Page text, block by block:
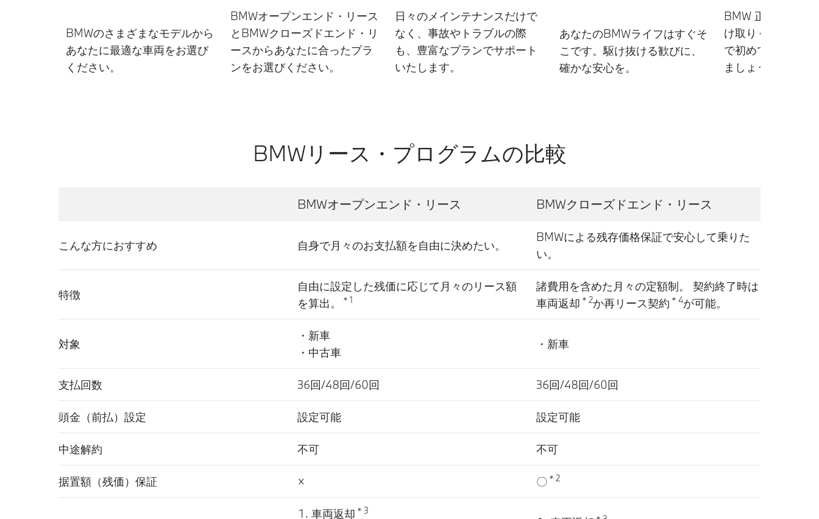
BMWのさまざまなモデルから
あなたに最適な車両をお選び
ください。
BMWオープンエンド・リース
とBMWクローズドエンド・リ
ースからあなたに合ったプラ
ンをお選びください。
日々のメインテナンスだけで
なく、事故やトラブルの際
も、豊富なプランでサポート
いたします。
あなたのBMWライフはすぐそ
こです。駆け抜ける歓びに、
確かな安心を。
BMW 正規ディー
け取りください。
で初めてのドライ
ましょう。
BMWリース・プログラムの比較
BMWオープンエンド・リース BMWクローズドエンド・リース
こんな方におすすめ 自身で月々のお支払額を自由に決めたい。
BMWによる残存価格保証で安心して乗りた
い。
特徴
自由に設定した残価に応じて月々のリース額
を算出。
＊1
諸費用を含めた月々の定額制。 契約終了時は
車両返却 ＊2か再リース契約 ＊4が可能。
対象
・新車
・中古車
・新車
支払回数 36回/48回/60回 36回/48回/60回
頭金（前払）設定 設定可能 設定可能
中途解約 不可 不可
据置額（残価）保証 × 〇 ＊2
車両返却 ＊3